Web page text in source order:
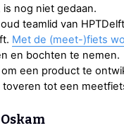
nog niet gedaan.
teamlid van
Met de (meet-)fiets
en bochten te nemen.
een product te
tot een